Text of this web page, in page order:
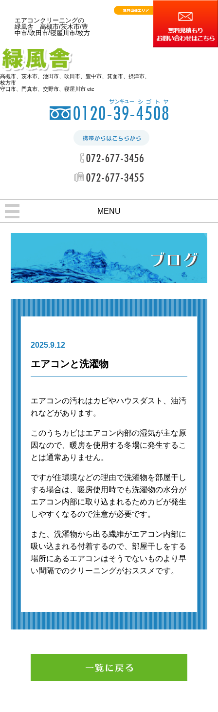
エアコンクリーニングの
緑風舎 高槻市/茨木市/豊
中市/吹田市/寝屋川市/枚方
高槻市、茨木市、池田市、吹田市、豊中市、箕面市、摂津市、
枚方市
守口市、門真市、交野市、寝屋川市 etc
MENU
ブログ
2025.9.12
エアコンと洗濯物
エアコンの汚れはカビやハウスダスト、油汚
れなどがあります。
このうちカビはエアコン内部の湿気が主な原
因なので、暖房を使用する冬場に発生するこ
とは通常ありません。
ですが住環境などの理由で洗濯物を部屋干し
する場合は、暖房使用時でも洗濯物の水分が
エアコン内部に取り込まれるためカビが発生
しやすくなるので注意が必要です。
また、洗濯物から出る繊維がエアコン内部に
吸い込まれる付着するので、部屋干しをする
場所にあるエアコンはそうでないものより早
い間隔でのクリーニングがおススメです。